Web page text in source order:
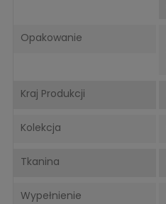
Opakowanie
Kraj Produkcji
Kolekcja
Tkanina
Wypełnienie